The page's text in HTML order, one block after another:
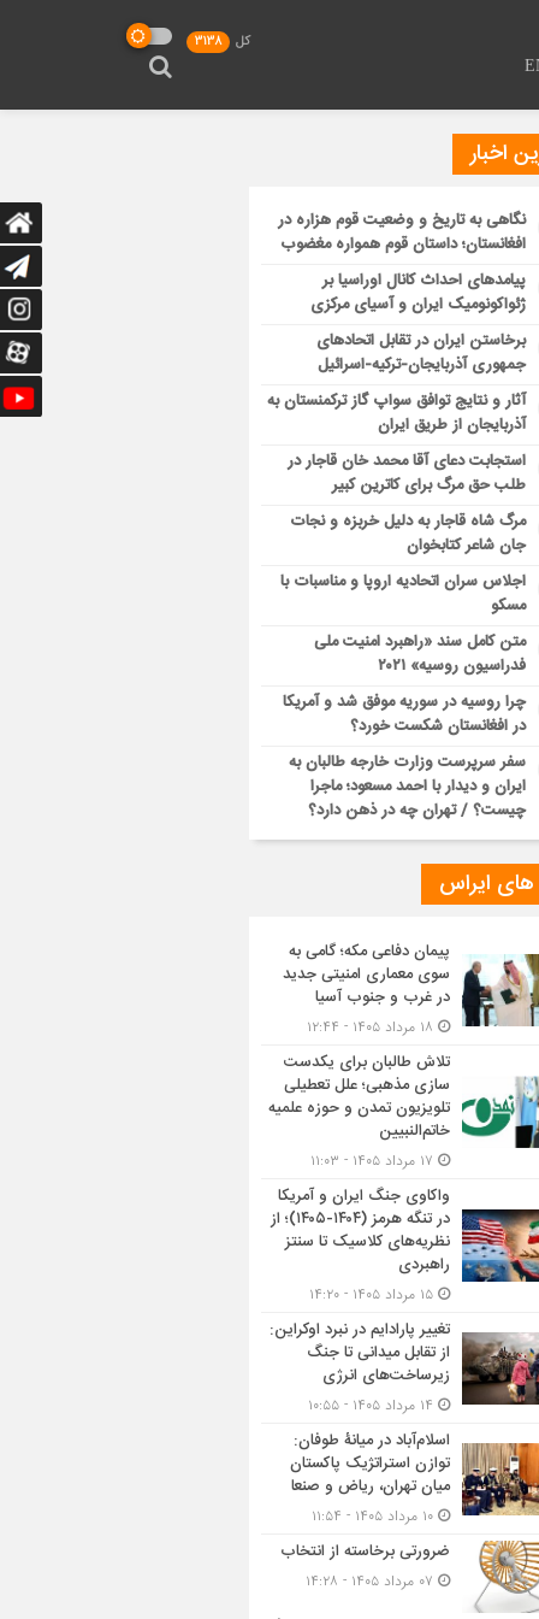
کل 3138
اخبار
نگاهی به تاریخ و وضعیت قوم هزاره در
افغانستان؛ داستان قوم همواره مغضوب
پیامدهای احداث کانال اوراسیا بر
ژئواکونومیک ایران و آسیای مرکزی
برخاستن ایران در تقابل اتحادهای
جمهوری آذربایجان-ترکیه-اسرائیل
آثار و نتایج توافق سواپ گاز ترکمنستان به
آذربایجان از طریق ایران
استجابت دعای آقا محمد خان قاجار در
طلب حق مرگ برای کاترین کبیر
مرگ شاه قاجار به دلیل خربزه و نجات
جان شاعر کتابخوان
اجلاس سران اتحادیه اروپا و مناسبات با
مسکو
متن کامل سند «راهبرد امنیت ملی
فدراسیون روسیه» ۲۰۲۱
چرا روسیه در سوریه موفق شد و آمریکا
در افغانستان شکست خورد؟
سفر سرپرست وزارت خارجه طالبان به
ایران و دیدار با احمد مسعود؛ ماجرا
چیست؟ / تهران چه در ذهن دارد؟
های ایراس
پیمان دفاعی مکه؛ گامی به
سوی معماری امنیتی جدید
در غرب و جنوب آسیا
تلاش طالبان برای یکدست
سازی مذهبی؛ علل تعطیلی
تلویزیون تمدن و حوزه علمیه
خاتم‌النبیین
واکاوی جنگ ایران و آمریکا
در تنگه هرمز (۱۴۰۴-۱۴۰۵)؛ از
نظریه‌های کلاسیک تا سنتز
راهبردی
تغییر پارادایم در نبرد اوکراین:
از تقابل میدانی تا جنگ
زیرساخت‌های انرژی
اسلام‌آباد در میانۀ طوفان:
توازن استراتژیک پاکستان
میان تهران، ریاض و صنعا
ضرورتی برخاسته از انتخاب